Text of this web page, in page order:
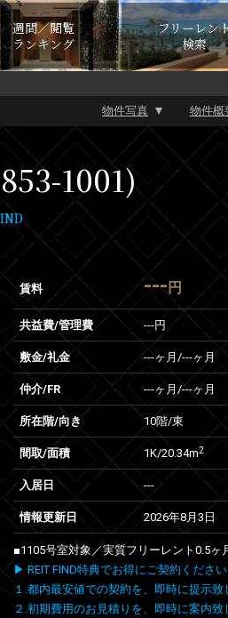
週間／閲覧
ランキング
フリーレン
検索
物件写真 物件概
1001)
賃料 --- 円
共益費/管理費 ---円
敷金/礼金 ---ヶ月 /---ヶ月
仲介/FR ---ヶ月 /---ヶ月
所在階/向き 10階/東
間取/面積 1K/20.34m2
入居日 ---
情報更新日 2026年8月3日
■1105号室対象／実質フリーレント0.5ヶ
▶ REIT FIND特典でお得にご契約ください
１.都内最安値での契約を、即時に提示致
２.初期費用のお見積りを、即時に案内致